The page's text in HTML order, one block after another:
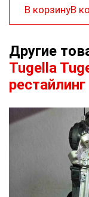
В корзинуВ
Другие
Tugella
рестайлинг